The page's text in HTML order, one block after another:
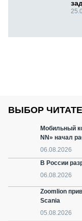
ВЫБОР
Мобильный
NN» начал
06.08.2026
В России
06.08.2026
Zoomlion
Scania
05.08.2026